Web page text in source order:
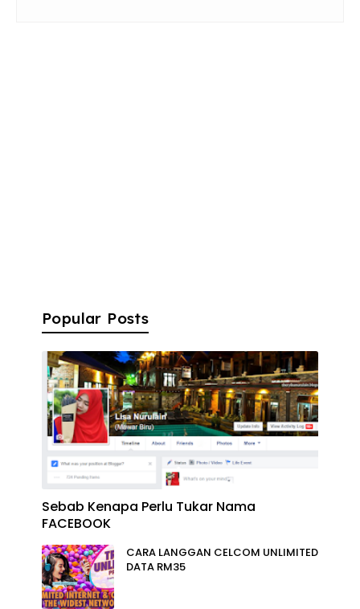
Popular Posts
Sebab Kenapa Perlu Tukar Nama
FACEBOOK
CARA LANGGAN CELCOM UNLIMITED
DATA RM35